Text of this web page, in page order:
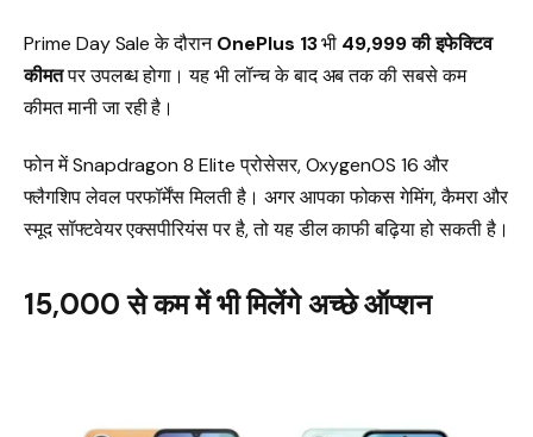
Prime Day Sale के दौरानOnePlus 13भी ₹49,999 की इफेक्टिव
कीमतपर उपलब्ध होगा। यह भी लॉन्च के बाद अब तक की सबसे कम
कीमत मानी जा रही है।
फोन में Snapdragon 8 Elite प्रोसेसर, OxygenOS 16 और
फ्लैगशिप लेवल परफॉर्मेंस मिलती है। अगर आपका फोकस गेमिंग, कैमरा और
स्मूद सॉफ्टवेयर एक्सपीरियंस पर है, तो यह डील काफी बढ़िया हो सकती है।
₹15,000 से कम में भी मिलेंगे अच्छे ऑप्शन